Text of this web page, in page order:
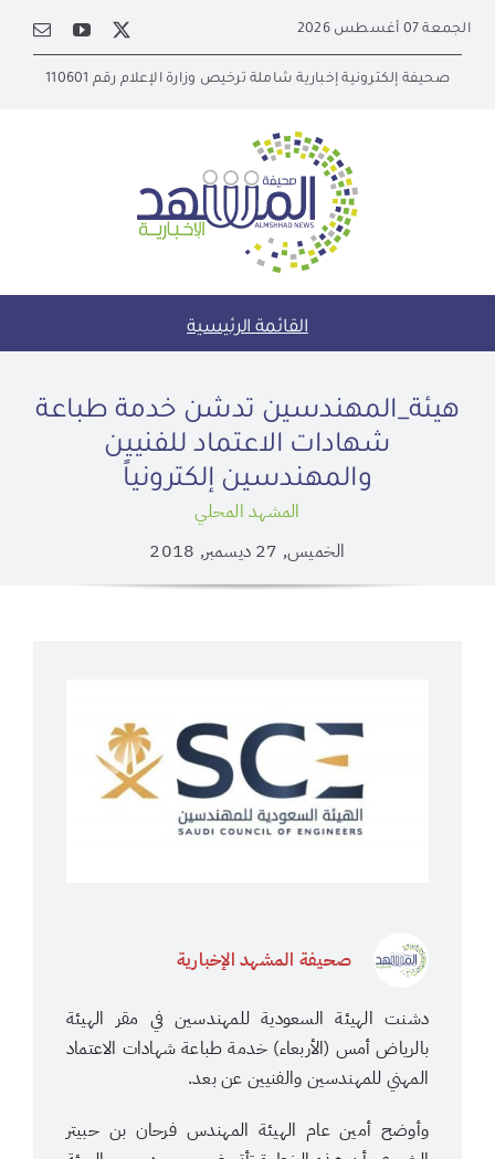
content
الجمعة 07 أغسطس 2026
صحيفة إلكترونية إخبارية شاملة ترخيص وزارة الإعلام رقم 110601
القائمة الرئيسية
هيئة_المهندسين تدشن خدمة طباعة
شهادات الاعتماد للفنيين
والمهندسين إلكترونياً
المشهد المحلي
الخميس, 27 ديسمبر, 2018
صحيفة المشهد الإخبارية
دشنت الهيئة السعودية للمهندسين في مقر الهيئة
بالرياض أمس (الأربعاء) خدمة طباعة شهادات الاعتماد
المهني للمهندسين والفنيين عن بعد.
وأوضح أمين عام الهيئة المهندس فرحان بن حبيتر